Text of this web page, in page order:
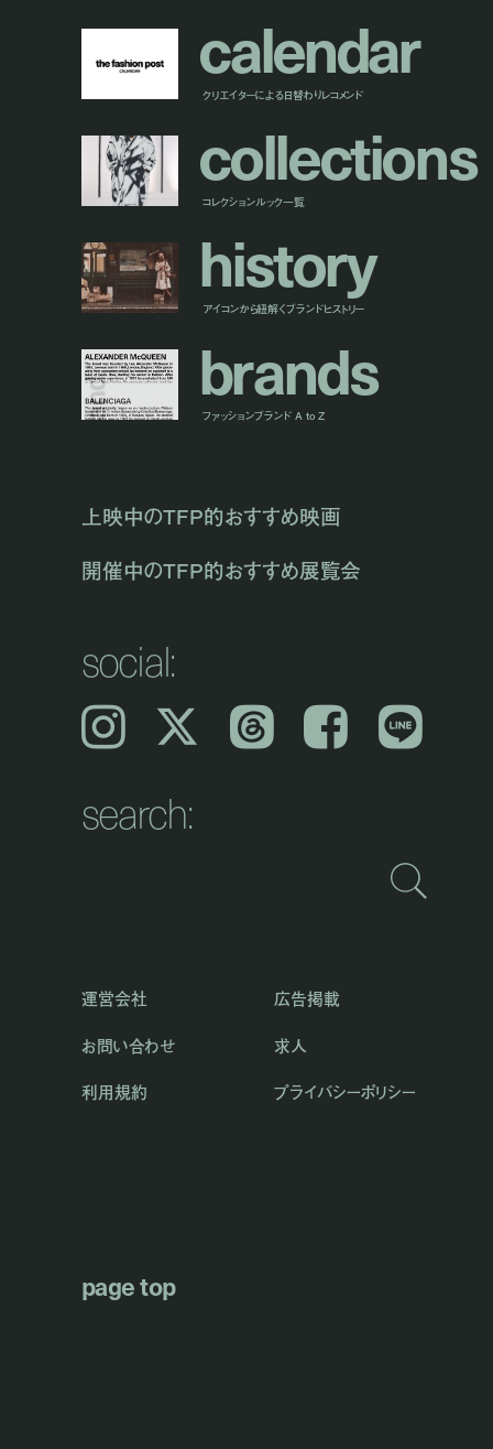
calendar
クリエイターによる日替わりレコメンド
collections
コレクションルック一覧
history
アイコンから紐解くブランドヒストリー
brands
ファッションブランド A to Z
上映中のTFP的おすすめ映画
開催中のTFP的おすすめ展覧会
social:
Instagram 𝕏 Threads Facebook LINE
search:
運営会社
広告掲載
お問い合わせ
求人
利用規約 プライバシーポリシー
page top